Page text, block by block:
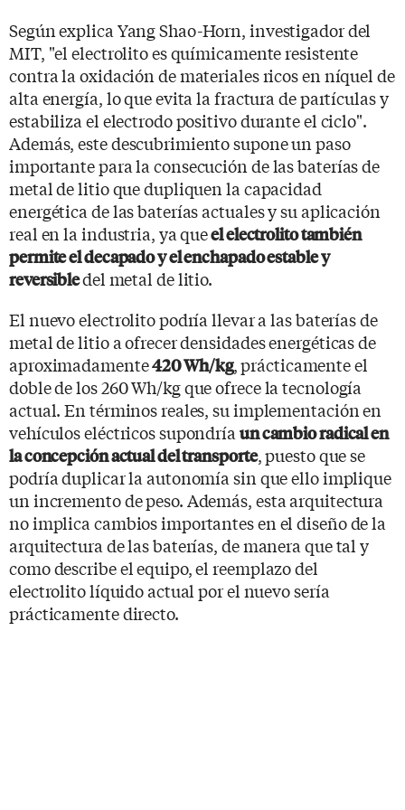
Según explica Yang Shao-Horn, investigador del
MIT, "el electrolito es químicamente resistente
contra la oxidación de materiales ricos en níquel de
alta energía, lo que evita la fractura de partículas y
estabiliza el electrodo positivo durante el ciclo".
Además, este descubrimiento supone un paso
importante para la consecución de las baterías de
metal de litio que dupliquen la capacidad
energética de las baterías actuales y su aplicación
real en la industria, ya queel electrolito también
permite el decapado y el enchapado estable y
reversibledel metal de litio.
El nuevo electrolito podría llevar a las baterías de
metal de litio a ofrecer densidades energéticas de
aproximadamente420 Wh/kg, prácticamente el
doble de los 260 Wh/kg que ofrece la tecnología
actual. En términos reales, su implementación en
vehículos eléctricos supondría un cambio radical en
la concepción actual del transporte, puesto que se
podría duplicar la autonomía sin que ello implique
un incremento de peso. Además, esta arquitectura
no implica cambios importantes en el diseño de la
arquitectura de las baterías, de manera que tal y
como describe el equipo, el reemplazo del
electrolito líquido actual por el nuevo sería
prácticamente directo.